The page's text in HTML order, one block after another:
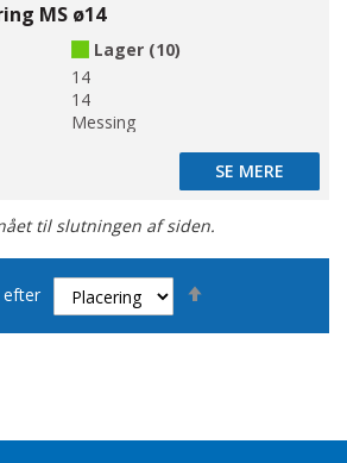
MS ø14
Lager (10)
14
14
Messing
SE MERE
SE MERE
til slutningen af siden.
efter